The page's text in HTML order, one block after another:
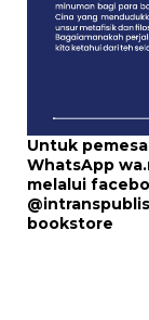
Untuk
WhatsApp
melalui
bookstore